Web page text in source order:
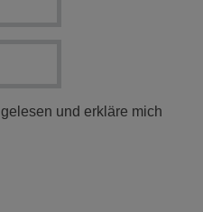
gelesen und erkläre mich